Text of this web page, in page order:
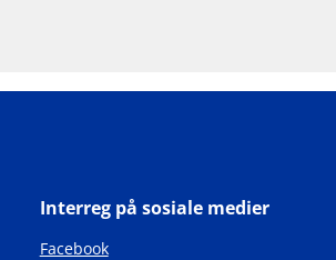
Interreg på sosiale medier
Facebook